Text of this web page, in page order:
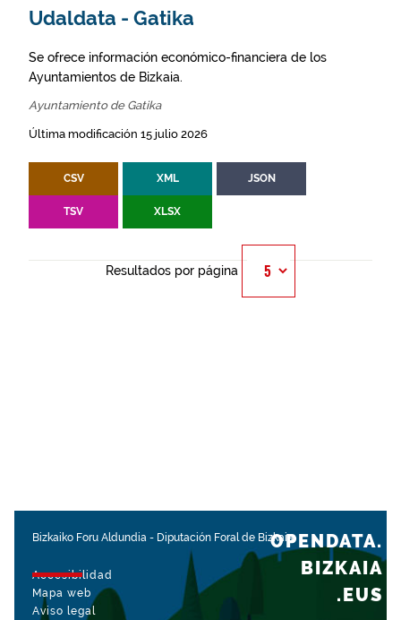
Udaldata - Gatika
Se ofrece información económico-financiera de los
Ayuntamientos de Bizkaia.
Ayuntamiento de Gatika
Última modificación 15 julio 2026
CSV XML JSON
TSV XLSX
Resultados por página
Bizkaiko Foru Aldundia - Diputación Foral de Bizkaia
Accesibilidad
Mapa web
Aviso legal
OPENDATA.
BIZKAIA
.EUS